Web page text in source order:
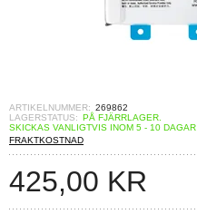
ARTIKELNUMMER: 269862
LAGERSTATUS: PÅ FJÄRRLAGER.
SKICKAS VANLIGTVIS INOM 5 - 10 DAGAR
FRAKTKOSTNAD
425,00 KR